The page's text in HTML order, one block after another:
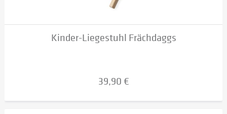
Kinder-Liegestuhl Frächdaggs
39,90 €